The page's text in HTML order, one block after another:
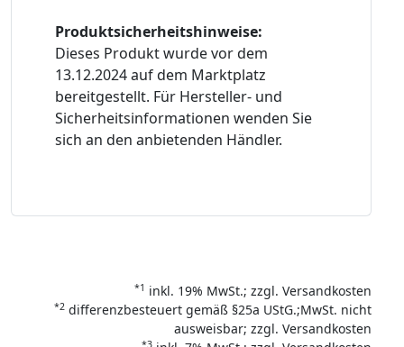
Produktsicherheitshinweise:
Dieses Produkt wurde vor dem
13.12.2024 auf dem Marktplatz
bereitgestellt. Für Hersteller- und
Sicherheitsinformationen wenden Sie
sich an den anbietenden Händler.
*1 inkl. 19% MwSt.; zzgl. Versandkosten
*2 differenzbesteuert gemäß §25a UStG.;MwSt. nicht
ausweisbar; zzgl. Versandkosten
*3